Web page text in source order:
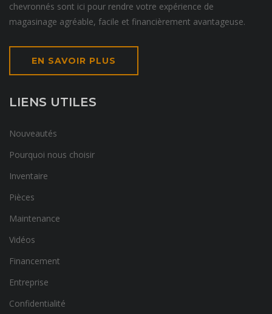
chevronnés sont ici pour rendre votre expérience de
magasinage agréable, facile et financièrement avantageuse.
EN SAVOIR PLUS
LIENS UTILES
Nouveautés
Pourquoi nous choisir
Inventaire
Pièces
Maintenance
Vidéos
Financement
Entreprise
Confidentialité